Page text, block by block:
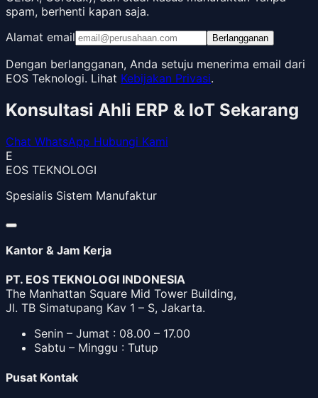
spam, berhenti kapan saja.
Alamat email
Berlangganan
Dengan berlangganan, Anda setuju menerima email dari
EOS Teknologi. Lihat Kebijakan Privasi.
Konsultasi Ahli ERP & IoT Sekarang
Chat WhatsApp Hubungi Kami
E
EOS TEKNOLOGI
Spesialis Sistem Manufaktur
Kantor & Jam Kerja
PT. EOS TEKNOLOGI INDONESIA
The Manhattan Square Mid Tower Building,
Jl. TB Simatupang Kav 1 – S, Jakarta.
Senin – Jumat : 08.00 – 17.00
Sabtu – Minggu : Tutup
Pusat Kontak